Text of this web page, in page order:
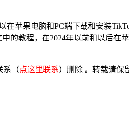
在苹果电脑和PC端下载和安装
的教程，在2024年以前和以后在苹
系（点这里联系）删除 。转载请保